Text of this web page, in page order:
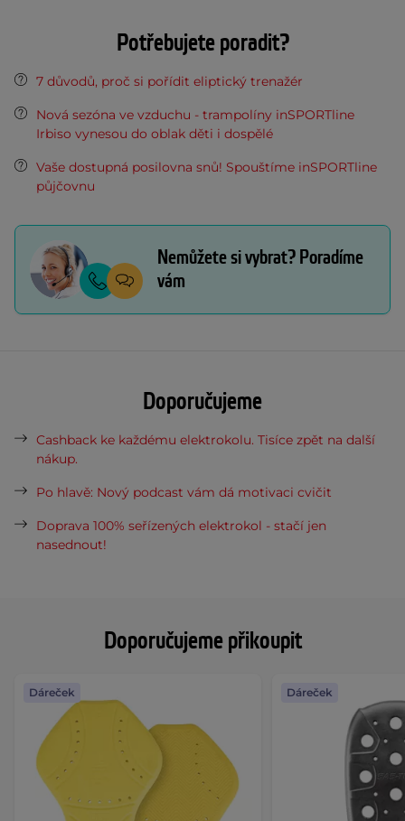
Doporučujeme přikoupit
Dáreček Dáreček
Potřebujete poradit?
7 důvodů, proč si pořídit eliptický trenažér
Nová sezóna ve vzduchu - trampolíny inSPORTline
Irbiso vynesou do oblak děti i dospělé
Vaše dostupná posilovna snů! Spouštíme inSPORTline
půjčovnu
Nemůžete si vybrat? Poradíme
vám
Doporučujeme
Cashback ke každému elektrokolu. Tisíce zpět na další
nákup.
Po hlavě: Nový podcast vám dá motivaci cvičit
Doprava 100% seřízených elektrokol - stačí jen
nasednout!